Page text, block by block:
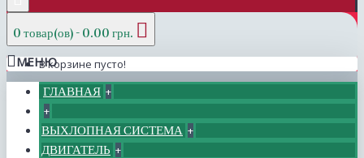
0 товар(ов) - 0.00 грн.
В корзине пусто!
МЕНЮ
ГЛАВНАЯ +
+
ВЫХЛОПНАЯ СИСТЕМА +
ДВИГАТЕЛЬ +